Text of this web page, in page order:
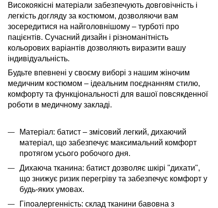
Високоякісні матеріали забезпечують довговічність і
легкість догляду за костюмом, дозволяючи вам
зосередитися на найголовнішому – турботі про
пацієнтів. Сучасний дизайн і різноманітність
кольорових варіантів дозволяють виразити вашу
індивідуальність.
Будьте впевнені у своєму виборі з нашим жіночим
медичним костюмом – ідеальним поєднанням стилю,
комфорту та функціональності для вашої повсякденної
роботи в медичному закладі.
Матеріал: батист – змісовий легкий, дихаючий
матеріал, що забезпечує максимальний комфорт
протягом усього робочого дня.
Дихаюча тканина: батист дозволяє шкірі "дихати",
що знижує ризик перегріву та забезпечує комфорт у
будь-яких умовах.
Гіпоалергенність: склад тканини бавовна з